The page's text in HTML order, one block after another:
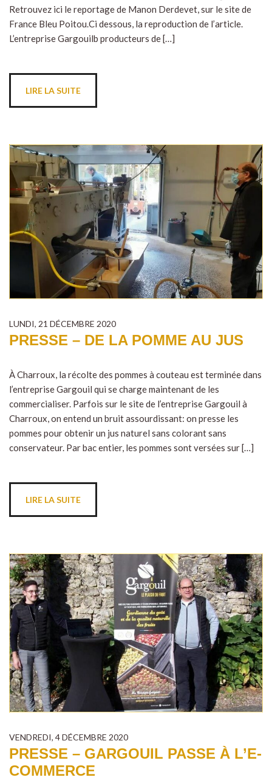
Retrouvez ici le reportage de Manon Derdevet, sur le site de
France Bleu Poitou.Ci dessous, la reproduction de l’article.
L’entreprise Gargouilb producteurs de […]
LIRE LA SUITE
LUNDI, 21 DÉCEMBRE 2020
PRESSE – DE LA POMME AU JUS
À Charroux, la récolte des pommes à couteau est terminée dans
l’entreprise Gargouil qui se charge maintenant de les
commercialiser. Parfois sur le site de l’entreprise Gargouil à
Charroux, on entend un bruit assourdissant: on presse les
pommes pour obtenir un jus naturel sans colorant sans
conservateur. Par bac entier, les pommes sont versées sur […]
LIRE LA SUITE
VENDREDI, 4 DÉCEMBRE 2020
PRESSE – GARGOUIL PASSE À L’E-
COMMERCE